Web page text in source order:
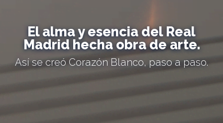
El alma y esencia del Real
Madrid hecha obra de arte.
Así se creó Corazón Blanco, paso a paso.